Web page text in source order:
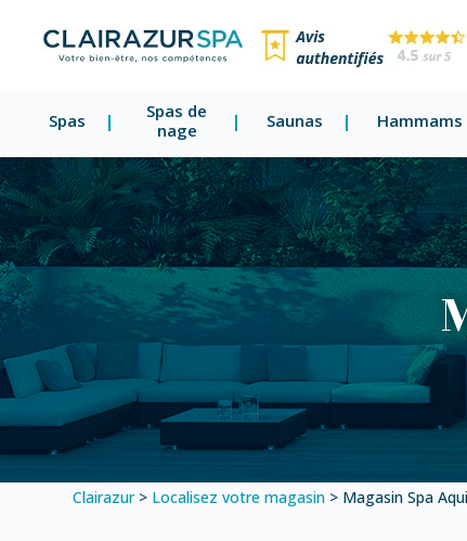
Spas
Spas de
nage
Saunas Hammams
Clairazur> Localisez votre magasin > Magasin Spa